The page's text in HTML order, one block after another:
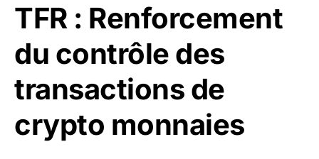
TFR : Renforcement
du contrôle des
transactions de
crypto monnaies